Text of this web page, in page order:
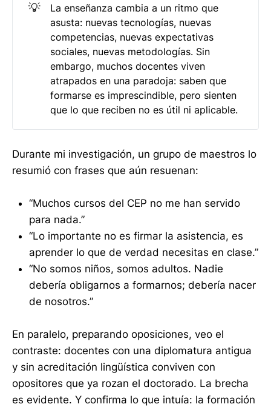
💡
La enseñanza cambia a un ritmo que
asusta: nuevas tecnologías, nuevas
competencias, nuevas expectativas
sociales, nuevas metodologías. Sin
embargo, muchos docentes viven
atrapados en una paradoja: saben que
formarse es imprescindible, pero sienten
que lo que reciben no es útil ni aplicable.
Durante mi investigación, un grupo de maestros lo
resumió con frases que aún resuenan:
“Muchos cursos del CEP no me han servido
para nada.”
“Lo importante no es firmar la asistencia, es
aprender lo que de verdad necesitas en clase.”
“No somos niños, somos adultos. Nadie
debería obligarnos a formarnos; debería nacer
de nosotros.”
En paralelo, preparando oposiciones, veo el
contraste: docentes con una diplomatura antigua
y sin acreditación lingüística conviven con
opositores que ya rozan el doctorado. La brecha
es evidente. Y confirma lo que intuía: la formación